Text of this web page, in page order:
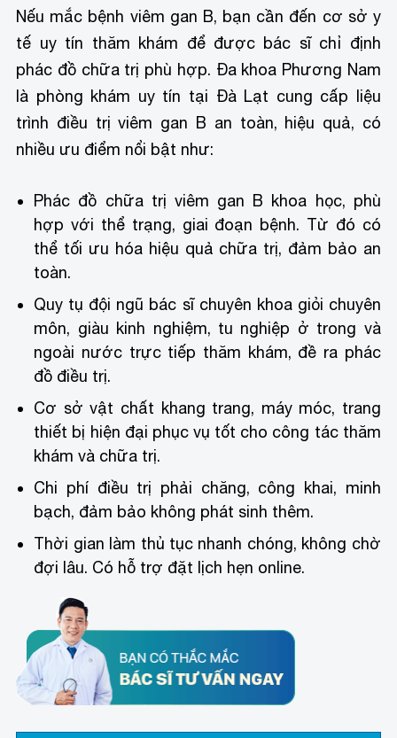
Nếu mắc bệnh viêm gan B, bạn cần đến cơ sở y
tế uy tín thăm khám để được bác sĩ chỉ định
phác đồ chữa trị phù hợp. Đa khoa Phương Nam
là phòng khám uy tín tại Đà Lạt cung cấp liệu
trình điều trị viêm gan B an toàn, hiệu quả, có
nhiều ưu điểm nổi bật như:
Phác đồ chữa trị viêm gan B khoa học, phù
hợp với thể trạng, giai đoạn bệnh. Từ đó có
thể tối ưu hóa hiệu quả chữa trị, đảm bảo an
toàn.
Quy tụ đội ngũ bác sĩ chuyên khoa giỏi chuyên
môn, giàu kinh nghiệm, tu nghiệp ở trong và
ngoài nước trực tiếp thăm khám, đề ra phác
đồ điều trị.
Cơ sở vật chất khang trang, máy móc, trang
thiết bị hiện đại phục vụ tốt cho công tác thăm
khám và chữa trị.
Chi phí điều trị phải chăng, công khai, minh
bạch, đảm bảo không phát sinh thêm.
Thời gian làm thủ tục nhanh chóng, không chờ
đợi lâu. Có hỗ trợ đặt lịch hẹn online.